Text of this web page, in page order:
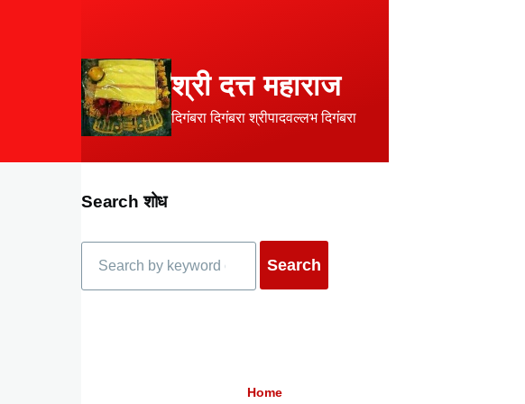
श्री दत्त महाराज
दिगंबरा दिगंबरा श्रीपादवल्लभ दिगंबरा
Search शोध
Breadcrumb
Home